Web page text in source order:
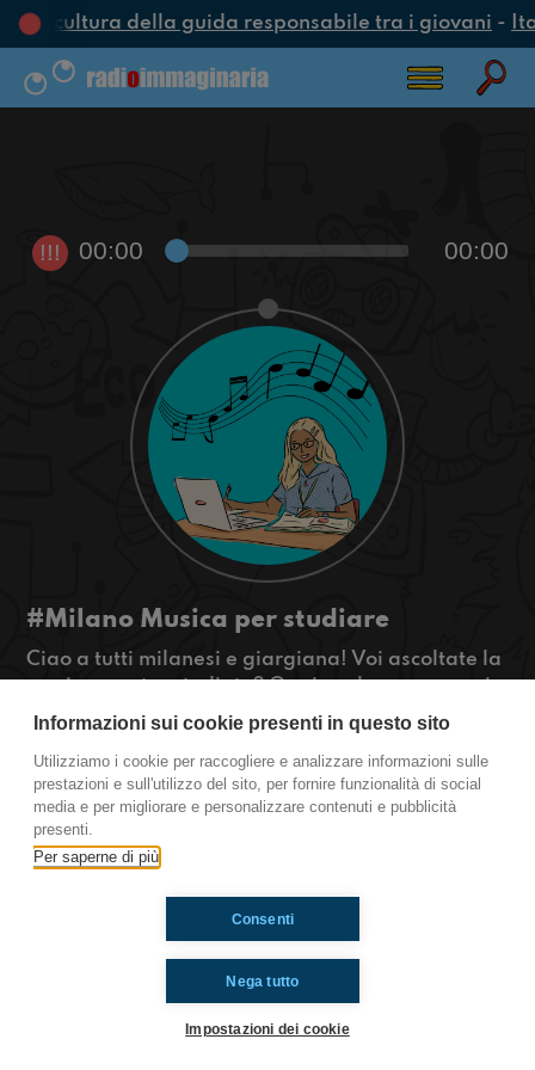
cultura della guida responsabile tra i giovani-
!!! 00:00 00:00
#Milano Musica per studiare
Ciao a tutti milanesi e giargiana! Voi ascoltate la
musica mentre studiate? Oggi parleremo proprio
di questo e di un nuovo tipo di videochiamata.
Milano
Ti è piaciuto? Condividilo!
Informazioni sui cookie presenti in questo sito
Utilizziamo i cookie per raccogliere e analizzare informazioni sulle
prestazioni e sull'utilizzo del sito, per fornire funzionalità di social
media e per migliorare e personalizzare contenuti e pubblicità
presenti.
Per saperne di più
Nega tutto
Consenti
Impostazioni dei cookie